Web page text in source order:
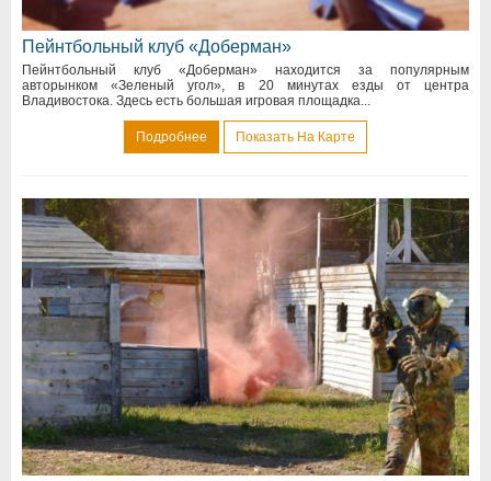
Пейнтбольный клуб «Доберман»
Пейнтбольный клуб «Доберман» находится за популярным
авторынком «Зеленый угол», в 20 минутах езды от центра
Владивостока. Здесь есть большая игровая площадка...
Подробнее Показать На Карте